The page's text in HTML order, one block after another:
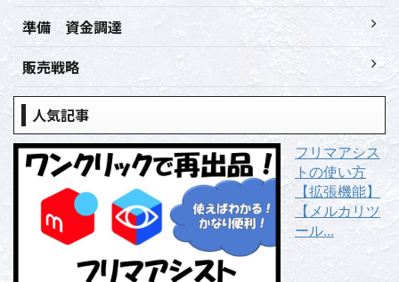
準備 資金調達
販売戦略
人気記事
フリマアシス
トの使い方
【拡張機能】
【メルカリツ
ール...